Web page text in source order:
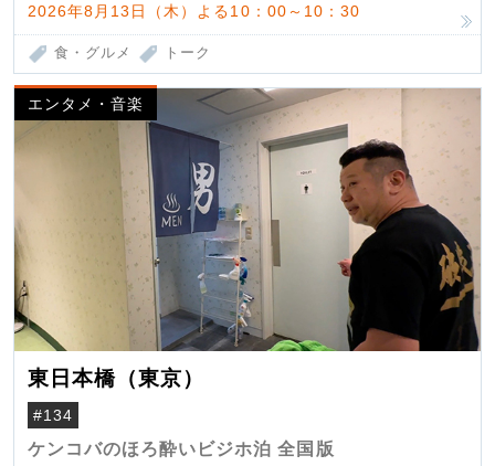
2026年8月13日（木）よる10：00～10：30
食・グルメ トーク
エンタメ・音楽
東日本橋（東京）
#134
ケンコバのほろ酔いビジホ泊 全国版